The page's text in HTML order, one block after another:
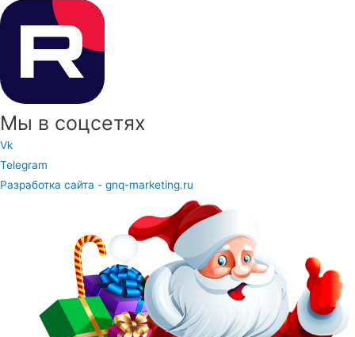
Мы в соцсетях
Vk
Telegram
Разработка сайта - gnq-marketing.ru